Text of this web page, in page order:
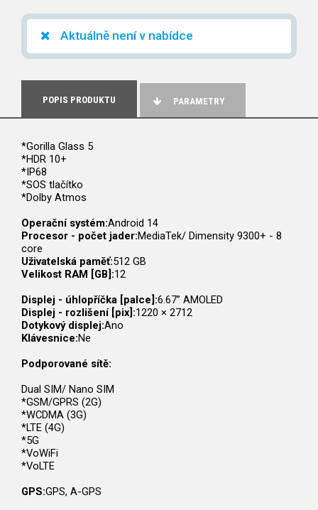
Aktuálně není v nabídce
POPIS PRODUKTU PARAMETRY
*Gorilla Glass 5
*HDR 10+
*IP68
*SOS tlačítko
*Dolby Atmos
Operační systém:Android 14
Procesor - počet jader:MediaTek/ Dimensity 9300+ - 8
core
Uživatelská paměť:512 GB
Velikost RAM [GB]:12
Displej - úhlopříčka [palce]:6.67” AMOLED
Displej - rozlišení [pix]:1220 × 2712
Dotykový displej:Ano
Klávesnice:Ne
Podporované sítě:
Dual SIM/ Nano SIM
*GSM/GPRS (2G)
*WCDMA (3G)
*LTE (4G)
*5G
*VoWiFi
*VoLTE
GPS:GPS, A-GPS